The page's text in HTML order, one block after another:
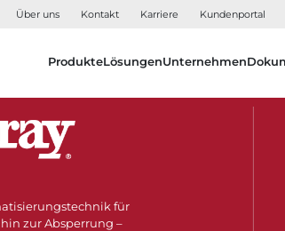
Über uns Kontakt Karriere Kundenportal
ProdukteLösungenUnternehmen
für
zur Absperrung –